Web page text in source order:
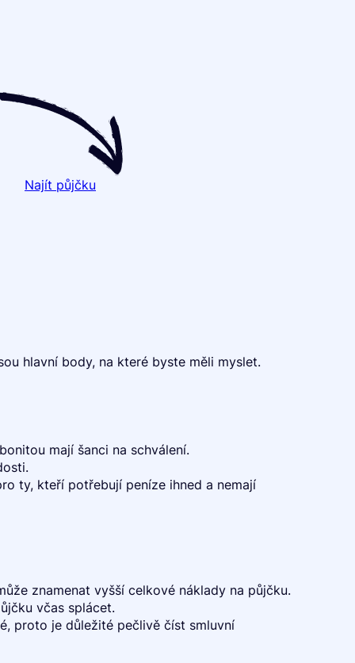
Najít půjčku
hlavní body, na které byste měli myslet.
mají šanci na schválení.
ty, kteří potřebují peníze ihned a nemají
znamenat vyšší celkové náklady na půjčku.
včas splácet.
proto je důležité pečlivě číst smluvní